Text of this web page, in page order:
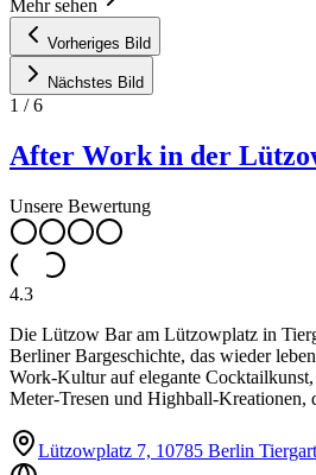
Mehr sehen
Vorheriges Bild
Nächstes Bild
1 /6
After Work in der
Unsere Bewertung
4.3
Die Lützow Bar am Lützowplatz in
Berliner Bargeschichte, das wieder
Work-Kultur auf elegante
Meter-Tresen und Highball-Kreationen,
Lützowplatz 7, 10785 Berlin